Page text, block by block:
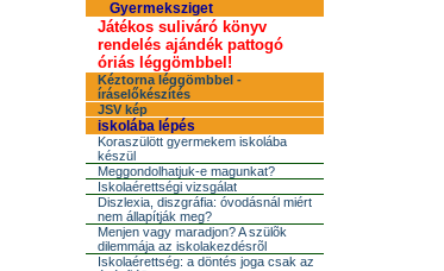
Gyermeksziget
Játékos suliváró könyv
rendelés ajándék pattogó
óriás léggömbbel!
Kéztorna léggömbbel -
íráselőkészítés
JSV kép
iskolába lépés
Koraszülött gyermekem iskolába
készül
Meggondolhatjuk-e magunkat?
Iskolaérettségi vizsgálat
Diszlexia, diszgráfia: óvodásnál miért
nem állapítják meg?
Menjen vagy maradjon? A szülõk
dilemmája az iskolakezdésrõl
Iskolaérettség: a döntés joga csak az